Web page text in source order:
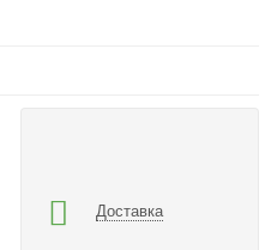
Доставка